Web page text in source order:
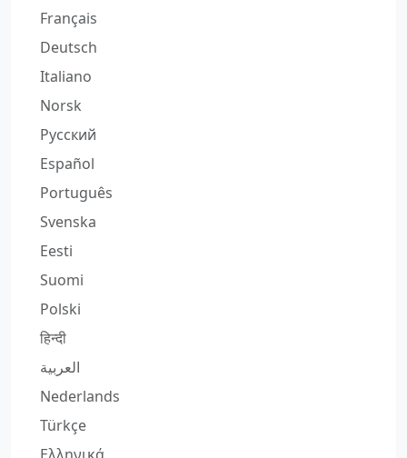
Français
Deutsch
Italiano
Norsk
Русский
Español
Português
Svenska
Eesti
Suomi
Polski
हिन्दी
العربية
Nederlands
Türkçe